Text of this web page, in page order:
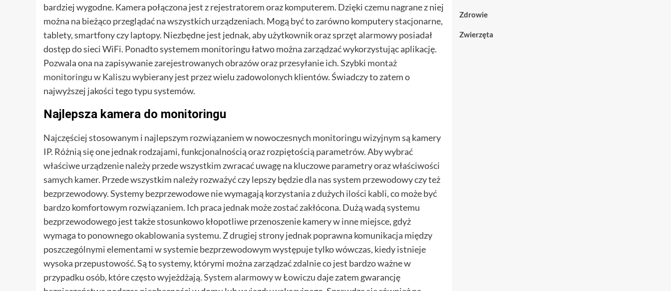
bardziej wygodne. Kamera połączona jest z rejestratorem oraz komputerem. Dzięki czemu nagrane z niej
można na bieżąco przeglądać na wszystkich urządzeniach. Mogą być to zarówno komputery stacjonarne,
tablety, smartfony czy laptopy. Niezbędne jest jednak, aby użytkownik oraz sprzęt alarmowy posiadał
dostęp do sieci WiFi. Ponadto systemem monitoringu łatwo można zarządzać wykorzystując aplikację.
Pozwala ona na zapisywanie zarejestrowanych obrazów oraz przesyłanie ich. Szybki montaż
monitoringu w Kaliszuwybierany jest przez wielu zadowolonych klientów. Świadczy to zatem o
najwyższej jakości tego typu systemów.
Najlepsza kamera do monitoringu
Najczęściej stosowanym i najlepszym rozwiązaniem w nowoczesnych monitoringu wizyjnym są kamery
IP. Różnią się one jednak rodzajami, funkcjonalnością oraz rozpiętością parametrów. Aby wybrać
właściwe urządzenie należy przede wszystkim zwracać uwagę na kluczowe parametry oraz właściwości
samych kamer. Przede wszystkim należy rozważyć czy lepszy będzie dla nas system przewodowy czy też
bezprzewodowy. Systemy bezprzewodowe nie wymagają korzystania z dużych ilości kabli, co może być
bardzo komfortowym rozwiązaniem. Ich praca jednak może zostać zakłócona. Dużą wadą systemu
bezprzewodowego jest także stosunkowo kłopotliwe przenoszenie kamery w inne miejsce, gdyż
wymaga to ponownego okablowania systemu. Z drugiej strony jednak poprawna komunikacja między
poszczególnymi elementami w systemie bezprzewodowym występuje tylko wówczas, kiedy istnieje
wysoka przepustowość. Są to systemy, którymi można zarządzać zdalnie co jest bardzo ważne w
przypadku osób, które często wyjeżdżają.System alarmowy w Łowiczudaje zatem gwarancję
Zdrowie
Zwierzęta